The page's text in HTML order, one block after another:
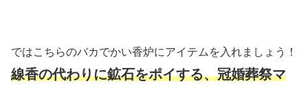
ではこちらのバカでかい香炉にアイテムを入れましょう！
線香の代わりに鉱石をポイする、冠婚葬祭マ